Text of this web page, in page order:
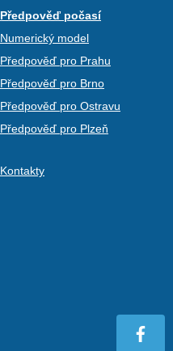
Předpověď počasí
Numerický model
Předpověď pro Prahu
Předpověď pro Brno
Předpověď pro Ostravu
Předpověď pro Plzeň
Kontakty